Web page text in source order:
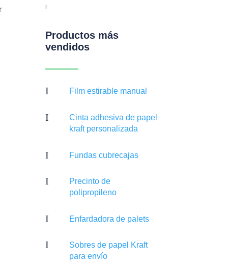
Productos más
vendidos
I Film estirable manual
I
Cinta adhesiva de papel
kraft personalizada
I Fundas cubrecajas
I
Precinto de
polipropileno
I Enfardadora de palets
I
Sobres de papel Kraft
para envío